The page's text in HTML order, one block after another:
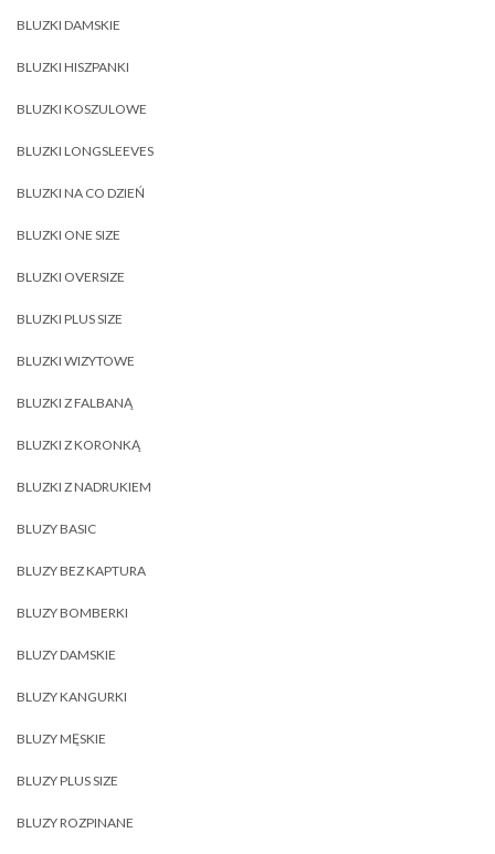
BLUZKI DAMSKIE
BLUZKI HISZPANKI
BLUZKI KOSZULOWE
BLUZKI LONGSLEEVES
BLUZKI NA CO DZIEŃ
BLUZKI ONE SIZE
BLUZKI OVERSIZE
BLUZKI PLUS SIZE
BLUZKI WIZYTOWE
BLUZKI Z FALBANĄ
BLUZKI Z KORONKĄ
BLUZKI Z NADRUKIEM
BLUZY BASIC
BLUZY BEZ KAPTURA
BLUZY BOMBERKI
BLUZY DAMSKIE
BLUZY KANGURKI
BLUZY MĘSKIE
BLUZY PLUS SIZE
BLUZY ROZPINANE